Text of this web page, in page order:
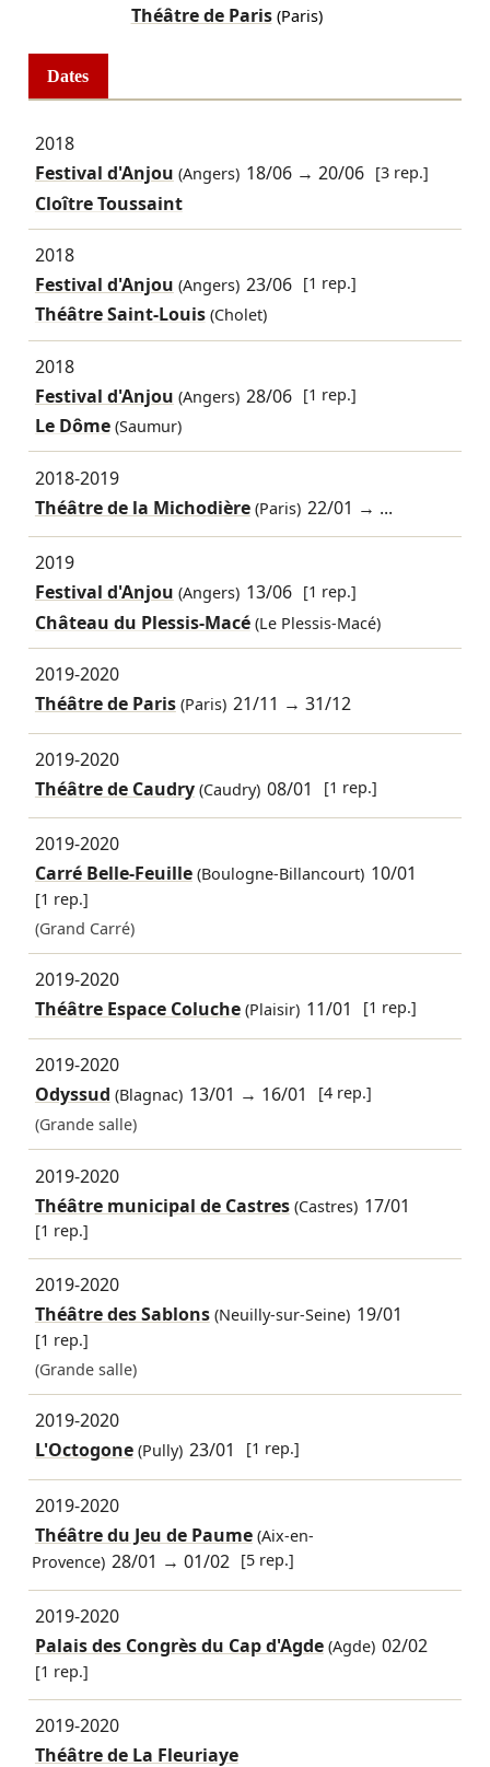
Théâtre de Paris(Paris)
Dates
2018
Festival d'Anjou (Angers) 18/06 →20/06 [3 rep.]
Cloître Toussaint
2018
Festival d'Anjou (Angers) 23/06 [1 rep.]
Théâtre Saint-Louis (Cholet)
2018
Festival d'Anjou (Angers) 28/06 [1 rep.]
Le Dôme (Saumur)
2018-2019
Théâtre de la Michodière(Paris) 22/01 → ...
2019
Festival d'Anjou (Angers) 13/06 [1 rep.]
Château du Plessis-Macé (Le Plessis-Macé)
2019-2020
Théâtre de Paris(Paris) 21/11 →31/12
2019-2020
Théâtre de Caudry(Caudry) 08/01 [1 rep.]
2019-2020
Carré Belle-Feuille(Boulogne-Billancourt) 10/01
[1 rep.]
(Grand Carré)
2019-2020
Théâtre Espace Coluche(Plaisir) 11/01 [1 rep.]
2019-2020
Odyssud (Blagnac) 13/01 → 16/01
[4 rep.]
(Grande salle)
2019-2020
Théâtre municipal de Castres(Castres) 17/01
[1 rep.]
2019-2020
Théâtre des Sablons(Neuilly-sur-Seine) 19/01
[1 rep.]
(Grande salle)
2019-2020
L'Octogone(Pully) 23/01 [1 rep.]
2019-2020
Théâtre du Jeu de Paume(Aix-en-
Provence) 28/01 →01/02 [5 rep.]
2019-2020
Palais des Congrès du Cap d'Agde(Agde) 02/02
[1 rep.]
2019-2020
Théâtre de La Fleuriaye